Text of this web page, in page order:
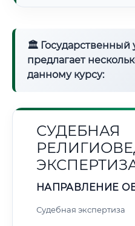
🏛 Государственный
предлагает
данному курсу:
СУДЕБНАЯ
НАПРАВЛЕНИЕ
Судебная экспертиза